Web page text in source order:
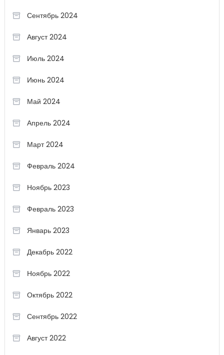
Сентябрь 2024
Август 2024
Июль 2024
Июнь 2024
Май 2024
Апрель 2024
Март 2024
Февраль 2024
Ноябрь 2023
Февраль 2023
Январь 2023
Декабрь 2022
Ноябрь 2022
Октябрь 2022
Сентябрь 2022
Август 2022